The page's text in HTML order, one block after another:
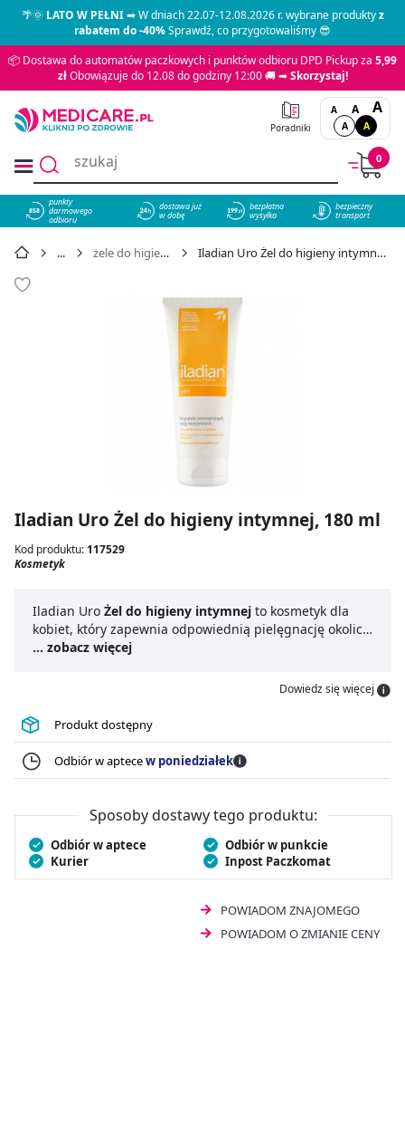
🌴🌞LATO W PEŁNI➡ W dniach 22.07-12.08.2026 r. wybrane produktyz
rabatem do -40%Sprawdź, co przygotowaliśmy 😎
📦 Dostawa do automatów paczkowych i punktów odbioru DPD Pickup za 5,99
złObowiązuje do 12.08 do godziny 12:00 🚚 ➡Skorzystaj!
Poradniki
A A A
A A
0
858
punkty
darmowego
odbioru
dostawa już
w dobę
bezpłatna
wysyłka
bezpieczny
transport
żele do higieny intymnej Iladian Uro Żel do higieny intymnej, 180 ml - cena 21,49 zł
Iladian Uro Żel do higieny intymnej, 180 ml
Kod produktu: 117529
Kosmetyk
Iladian Uro Żel do higieny intymnej to kosmetyk dla
kobiet, który zapewnia odpowiednią pielęgnację okolic
intymnych. Polecany jest on w szczególności osobom z
również ujścia cewki moczowej. Żel do higieny intymnej
Iladian Uro delikatnie, ale i skutecznie oczyszcza strefy
intymne, zapobiega podrażnieniom, a także pomaga
zadbać o odpowiednie pH.
... zobacz więcej
Dowiedz się więcej
Produkt dostępny
Odbiór w aptecew poniedziałek
Sposoby dostawy tego produktu:
Odbiór w aptece
Odbiór w punkcie
Kurier
Inpost Paczkomat
POWIADOM ZNAJOMEGO
POWIADOM O ZMIANIE CENY